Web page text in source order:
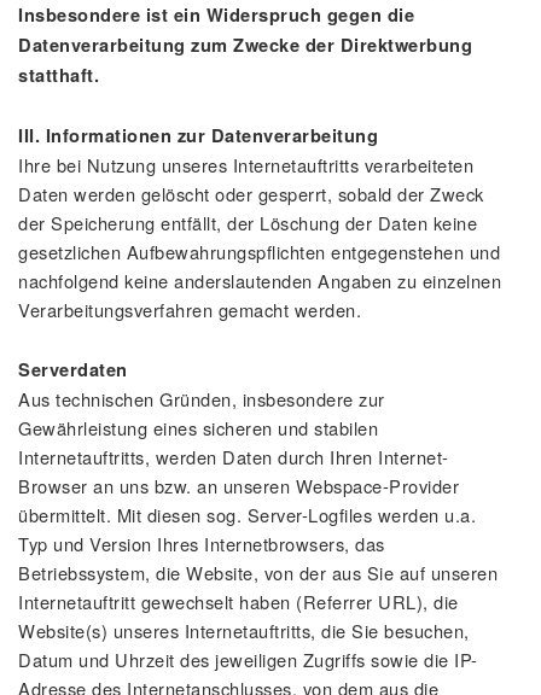
Insbesondere ist ein Widerspruch gegen die
Datenverarbeitung zum Zwecke der Direktwerbung
statthaft.
III. Informationen zur Datenverarbeitung
Ihre bei Nutzung unseres Internetauftritts verarbeiteten
Daten werden gelöscht oder gesperrt, sobald der Zweck
der Speicherung entfällt, der Löschung der Daten keine
gesetzlichen Aufbewahrungspflichten entgegenstehen und
nachfolgend keine anderslautenden Angaben zu einzelnen
Verarbeitungsverfahren gemacht werden.
Serverdaten
Aus technischen Gründen, insbesondere zur
Gewährleistung eines sicheren und stabilen
Internetauftritts, werden Daten durch Ihren Internet-
Browser an uns bzw. an unseren Webspace-Provider
übermittelt. Mit diesen sog. Server-Logfiles werden u.a.
Typ und Version Ihres Internetbrowsers, das
Betriebssystem, die Website, von der aus Sie auf unseren
Internetauftritt gewechselt haben (Referrer URL), die
Website(s) unseres Internetauftritts, die Sie besuchen,
Datum und Uhrzeit des jeweiligen Zugriffs sowie die IP-
Adresse des Internetanschlusses, von dem aus die